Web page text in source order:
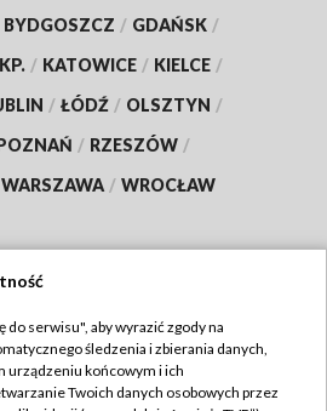
BYDGOSZCZ / GDAŃSK /
/ KATOWICE / KIELCE /
/ ŁÓDŹ / OLSZTYN /
/ RZESZÓW /
WARSZAWA / WROCŁAW
TVP
Regulamin TVP
serwisu", aby wyrazić zgody na
śledzenia i zbierania danych,
urządzeniu końcowym i ich
Twoich danych osobowych przez